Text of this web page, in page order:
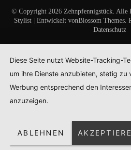
© Copyright 2026 Zehnpfennigstück . Alle
Stylist | Entwickelt vonBlossom Themes .
Datenschutz
Diese Seite nutzt Website-Tracking-
um ihre Dienste anzubieten, stetig zu
Werbung entsprechend den
anzuzeigen.
ABLEHNEN